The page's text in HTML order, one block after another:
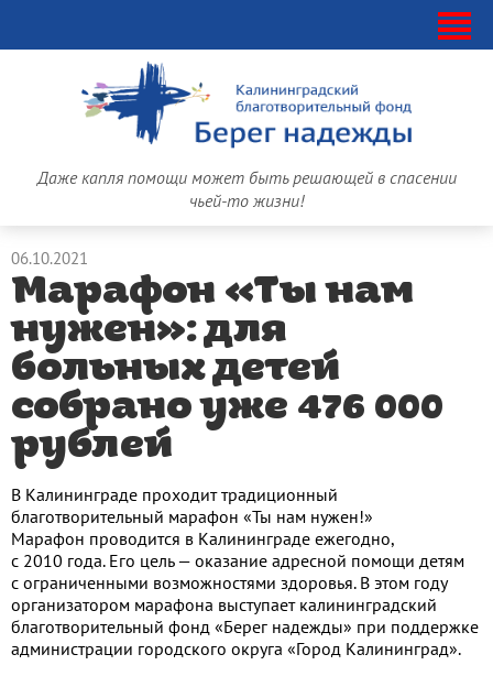
Даже капля помощи может быть решающей в спасении
чьей-то жизни!
06.10.2021
Марафон «Ты нам
нужен»: для
больных детей
собрано уже 476 000
рублей
В Калининграде проходит традиционный
благотворительный марафон «Ты нам нужен!»
Марафон проводится в Калининграде ежегодно,
с 2010 года. Его цель — оказание адресной помощи детям
с ограниченными возможностями здоровья. В этом году
организатором марафона выступает калининградский
благотворительный фонд «Берег надежды» при поддержке
администрации городского округа «Город Калининград».